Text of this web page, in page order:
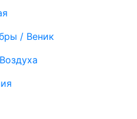
/ Веник